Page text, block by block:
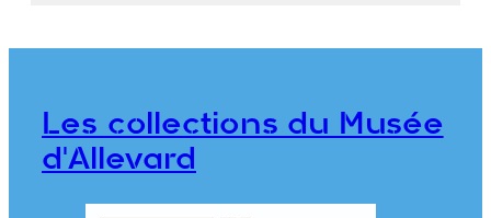
Les collections du Musée
d'Allevard